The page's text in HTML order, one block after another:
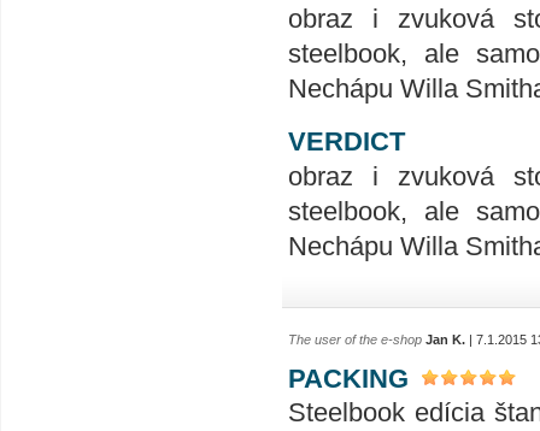
obraz i zvuková
steelbook, ale
Nechápu Willa
VERDICT
obraz i zvuková
steelbook, ale
Nechápu Willa
The user of the e-shop Jan K. | 7.1.2015
PACKING
Steelbook edícia